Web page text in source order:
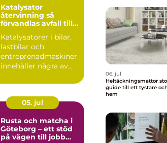
Katalysator
återvinning så
förvandlas avfall till
Katalysatorer i bilar,
lastbilar och
entreprenadmaskiner
innehåller några av
värdefulla...
05. jul
Rusta och matcha i
Göteborg – ett stöd
på vägen till jobb
06. jul
Heltäckningsmattor
guide till ett tystare
hem